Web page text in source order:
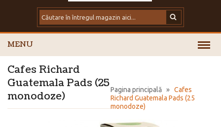
MENU
Pagina principală » Cafes
Richard Guatemala Pads (25
monodoze)
Cafes Richard
Guatemala Pads (25
monodoze)